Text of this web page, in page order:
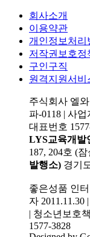
회사소개
이용약관
개인정보처리
저작권보호정
구인구직
원격지원서비
주식회사 엘
파-0118 | 사
대표번호
LYS교육개발
187, 204호 (
발행소) 경기
좋은성품 인
자 2011.11.30
| 청소년보호
1577-3828